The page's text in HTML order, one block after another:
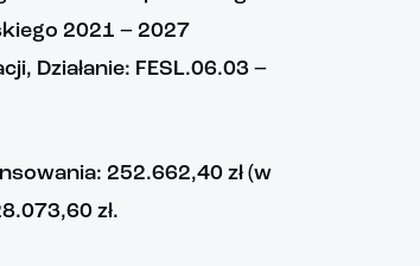
2021 – 2027
Działanie: FESL.06.03 –
252.662,40 zł (w
zł.